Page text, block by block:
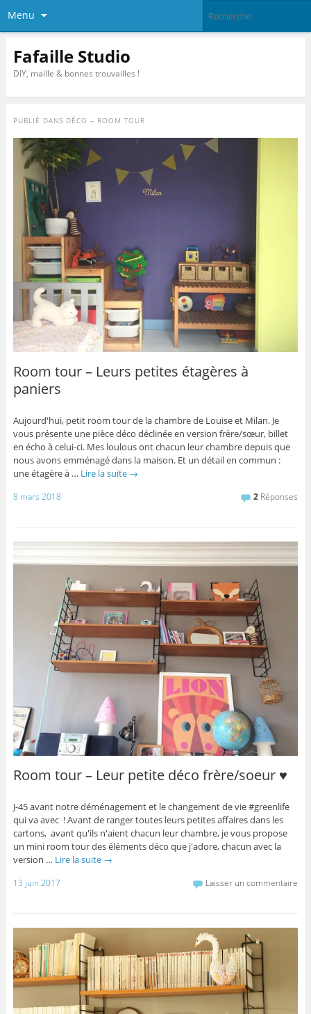
Menu
Fafaille Studio
DIY, maille & bonnes trouvailles !
PUBLIÉ DANS DÉCO – ROOM TOUR
Room tour – Leurs petites étagères à
paniers
Aujourd'hui, petit room tour de la chambre de Louise et Milan. Je
vous présente une pièce déco déclinée en version frère/sœur, billet
en écho à celui-ci. Mes loulous ont chacun leur chambre depuis que
nous avons emménagé dans la maison. Et un détail en commun :
une étagère à … Lire la suite →
8 mars 2018 2 Réponses
Room tour – Leur petite déco frère/soeur ♥
J-45 avant notre déménagement et le changement de vie #greenlife
qui va avec ! Avant de ranger toutes leurs petites affaires dans les
cartons, avant qu'ils n'aient chacun leur chambre, je vous propose
un mini room tour des éléments déco que j'adore, chacun avec la
version … Lire la suite →
13 juin 2017 Laisser un commentaire